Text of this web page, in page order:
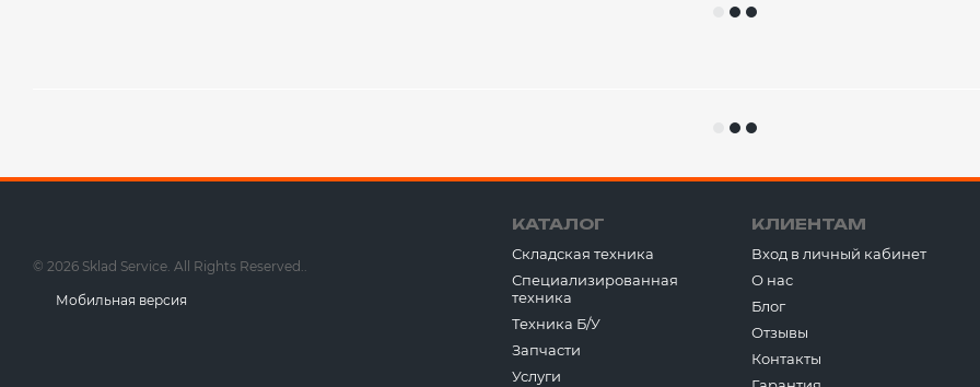
© 2026 Sklad Service. All Rights Reserved..
Мобильная версия
КАТАЛОГ
Складская техника
Специализированная
техника
Техника Б/У
Запчасти
Услуги
КЛИЕНТАМ
Вход в личный кабинет
О нас
Блог
Отзывы
Контакты